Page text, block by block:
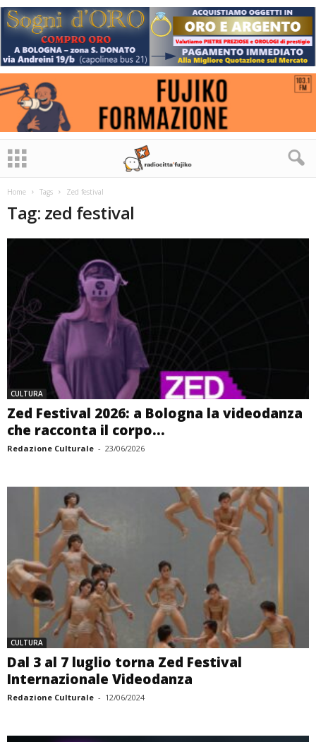
Home Tags Zed festival
Tag: zed festival
CULTURA
Zed Festival 2026: a Bologna la videodanza
che racconta il corpo...
Redazione Culturale - 23/06/2026
CULTURA
Dal 3 al 7 luglio torna Zed Festival
Internazionale Videodanza
Redazione Culturale - 12/06/2024